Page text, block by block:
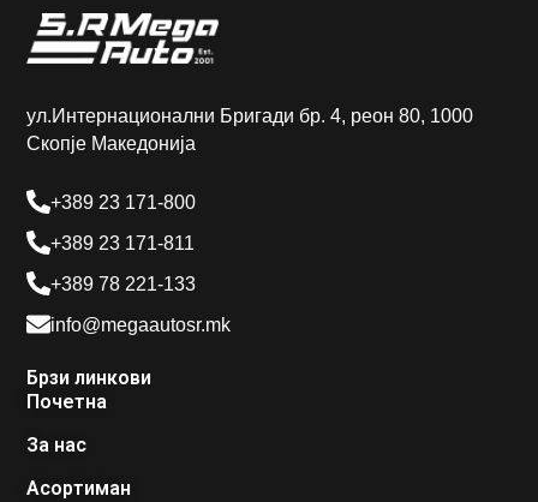
ул.Интернационални Бригади бр. 4, реон 80, 1000
Скопје Македонија
+389 23 171-800
+389 23 171-811
+389 78 221-133
info@megaautosr.mk
Брзи линкови
Почетна
За нас
Асортиман